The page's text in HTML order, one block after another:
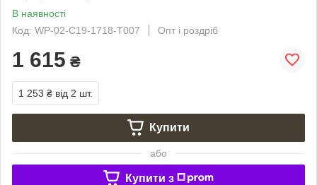
В наявності
Код: WP-02-C19-1718-T007
Опт і роздріб
1 615 ₴
1 253 ₴ від 2 шт.
Купити
або
Купити з